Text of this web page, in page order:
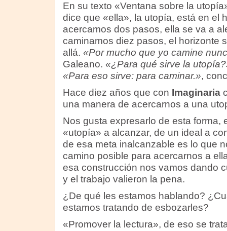
En su texto «Ventana sobre la
dice que «ella», la utopía, está en el
acercamos dos pasos, ella se va a
caminamos diez pasos, el horizonte
allá. «Por mucho que yo camine
Galeano. «¿Para qué sirve la
«Para eso sirve: para caminar.»,
Hace diez años que con Imaginaria
una manera de acercarnos a una
Nos gusta expresarlo de esta forma,
«utopía» a alcanzar, de un ideal a
de esa meta inalcanzable es lo que
camino posible para acercarnos a
esa construcción nos vamos dando
y el trabajo valieron la pena.
¿De qué les estamos hablando?
estamos tratando de esbozarles?
«Promover la lectura», de eso se